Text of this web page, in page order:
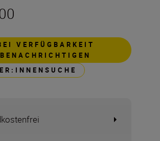
VERFÜGBARKEIT
BENACHRICHTIGEN